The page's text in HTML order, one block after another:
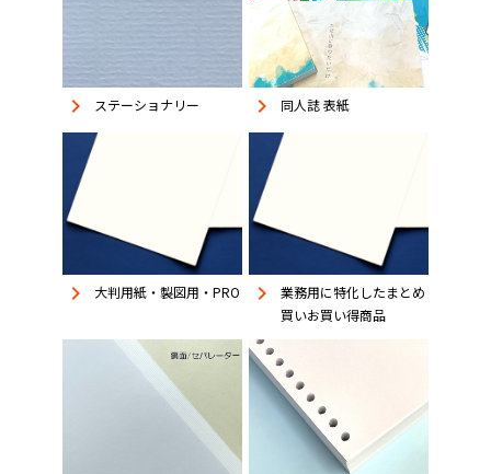
keyboard_arrow_right ステーショナリー keyboard_arrow_right 同人誌 表紙
keyboard_arrow_right 大判用紙・製図用・PRO keyboard_arrow_right
業務用に特化したまとめ
買いお買い得商品